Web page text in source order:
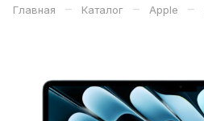
Главная – Каталог – Apple –